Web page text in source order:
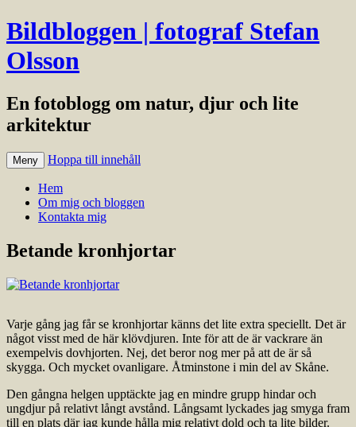
Bildbloggen | fotograf Stefan
Olsson
En fotoblogg om natur, djur och lite
arkitektur
Meny Hoppa till innehåll
Hem
Om mig och bloggen
Kontakta mig
Betande kronhjortar
Varje gång jag får se kronhjortar känns det lite extra speciellt. Det är
något visst med de här klövdjuren. Inte för att de är vackrare än
exempelvis dovhjorten. Nej, det beror nog mer på att de är så
skygga. Och mycket ovanligare. Åtminstone i min del av Skåne.
Den gångna helgen upptäckte jag en mindre grupp hindar och
ungdjur på relativt långt avstånd. Långsamt lyckades jag smyga fram
till en plats där jag kunde hålla mig relativt dold och ta lite bilder.